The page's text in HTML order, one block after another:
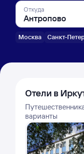
Откуда
Москва Санкт-
Отели в
варианты